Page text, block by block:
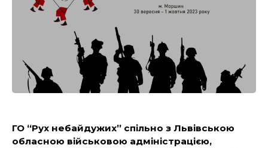
ГО “Рух небайдужих” спільно з Львівською
обласною військовою адміністрацією,